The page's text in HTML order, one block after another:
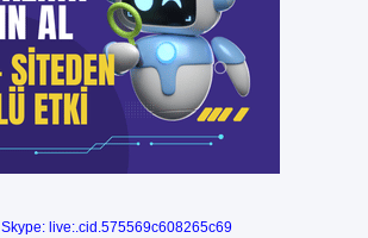
Skype: live:.cid.575569c608265c69